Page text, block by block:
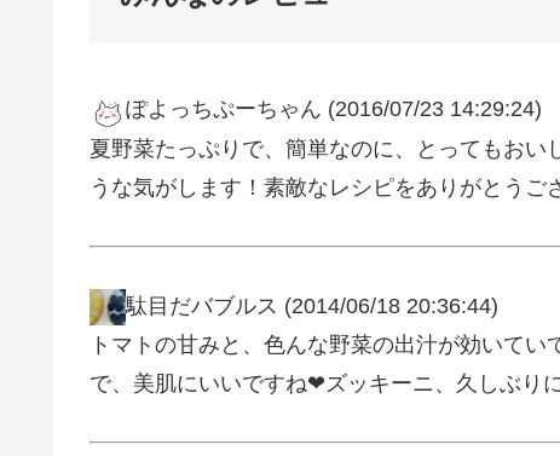
ぽよっちぷーちゃん (2016/07/23 14:29:24)
夏野菜たっぷりで、簡単なのに、とってもおい
うな気がします！素敵なレシピをありがとうご
駄目だバブルス (2014/06/18 20:36:44)
トマトの甘みと、色んな野菜の出汁が効いて
で、美肌にいいですね❤ズッキーニ、久しぶり